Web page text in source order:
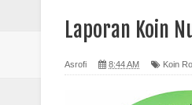
Laporan Koin
Asrofi 8:44 AM Koin